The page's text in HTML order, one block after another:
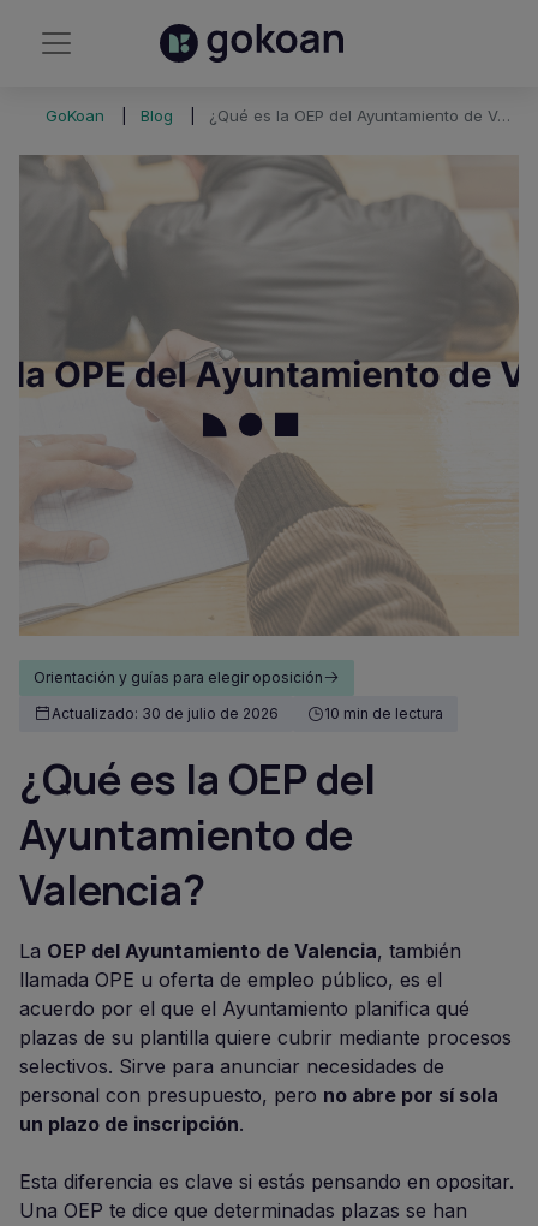
GoKoan Blog ¿Qué es la OEP del Ayuntamiento de Valencia?
Orientación y guías para elegir oposición
Actualizado: 30 de julio de 2026
10 min de lectura
¿Qué es la OEP del
Ayuntamiento de
Valencia?
La OEP del Ayuntamiento de Valencia, también
llamada OPE u oferta de empleo público, es el
acuerdo por el que el Ayuntamiento planifica qué
plazas de su plantilla quiere cubrir mediante procesos
selectivos. Sirve para anunciar necesidades de
personal con presupuesto, pero no abre por sí sola
un plazo de inscripción.
Esta diferencia es clave si estás pensando en opositar.
Una OEP te dice que determinadas plazas se han